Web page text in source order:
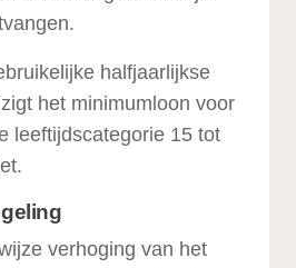
halfjaarlijkse
het minimumloon voor
leeftijdscategorie 15 tot
verhoging van het